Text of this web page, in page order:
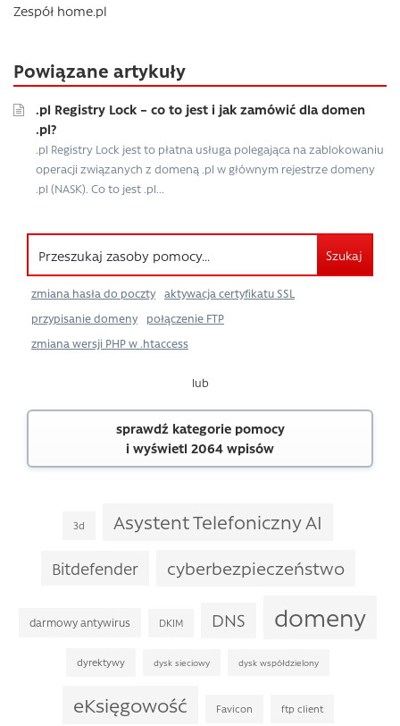
Zespół home.pl
Powiązane artykuły
.pl Registry Lock – co to jest i jak zamówić dla domen
.pl?
.pl Registry Lock jest to płatna usługa polegająca na zablokowaniu
operacji związanych z domeną .pl w głównym rejestrze domeny
.pl (NASK). Co to jest .pl...
Szukaj
zmiana hasła do poczty
aktywacja certyfikatu SSL
przypisanie domeny
połączenie FTP
zmiana wersji PHP w .htaccess
lub
sprawdź kategorie pomocy
i wyświetl 2064 wpisów
3d Asystent Telefoniczny AI
Bitdefender cyberbezpieczeństwo
darmowy antywirus DKIM DNS domeny
dyrektywy dysk sieciowy dysk współdzielony
eKsięgowość Favicon ftp client